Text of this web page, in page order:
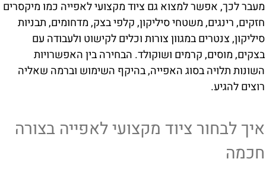
מעבר לכך, אפשר למצוא גם ציוד מקצועי לאפייה כמו מיקסרים
חזקים, רינגים, משטחי סיליקון, קלפי בצק, מדחומים, תבניות
סיליקון, צנטרים במגוון צורות וכלים לקישוט ולעבודה עם
בצקים, מוסים, קרמים ושוקולד. הבחירה בין האפשרויות
השונות תלויה בסוג האפייה, בהיקף השימוש וברמה שאליה
רוצים להגיע.
איך לבחור ציוד מקצועי לאפייה בצורה
חכמה